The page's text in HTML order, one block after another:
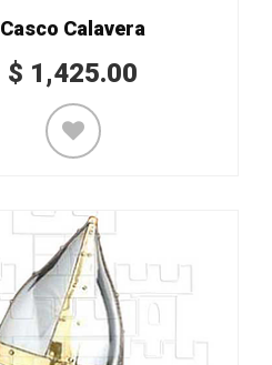
Casco Calavera
$ 1,425.00